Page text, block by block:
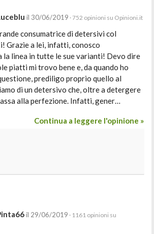
il 30/06/2019 · 752 opinioni su Opinioni.it
consumatrice di detersivi col
Grazie a lei, infatti, conosco
linea in tutte le sue varianti! Devo dire
piatti mi trovo bene e, da quando ho
prediligo proprio quello al
di un detersivo che, oltre a detergere
alla perfezione. Infatti, gener…
Continua a leggere l'opinione »
il 29/06/2019 · 1161 opinioni su